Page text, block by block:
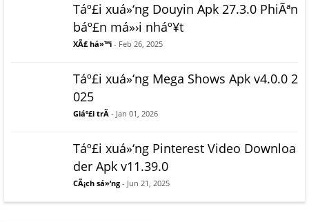
Táº£i xuá»‘ng Douyin Apk 27.3.0 PhiÃªn
báº£n má»›i nháº¥t
XÃ£ há»™i - Feb 26, 2025
Táº£i xuá»‘ng Mega Shows Apk v4.0.0 2
025
Giáº£i trÃ­ - Jan 01, 2026
Táº£i xuá»‘ng Pinterest Video Downloa
der Apk v11.39.0
CÃ¡ch sá»‘ng - Jun 21, 2025